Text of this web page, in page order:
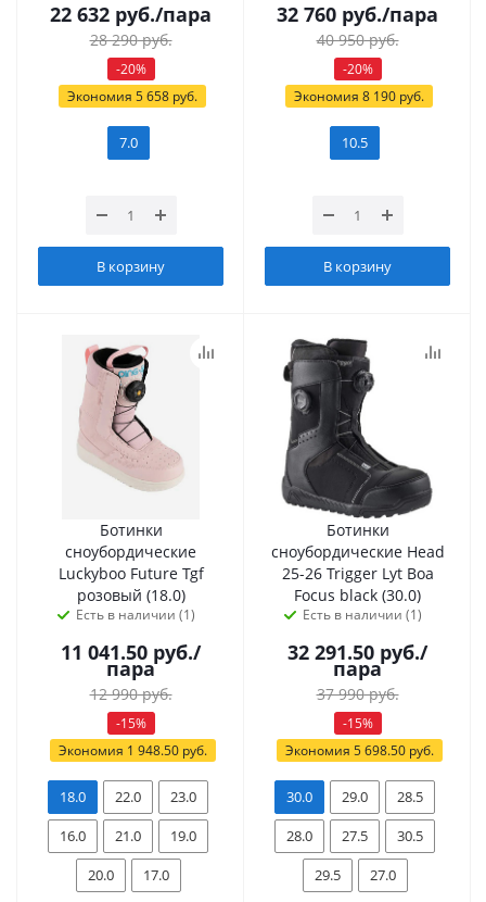
22 632 руб./пара
28 290руб.
-20%
Экономия 5 658 руб.
7.0
В корзину
32 760 руб./пара
40 950руб.
-20%
Экономия 8 190 руб.
10.5
В корзину
Ботинки
сноубордические
Luckyboo Future Tgf
розовый (18.0)
Есть в наличии (1)
11 041.50 руб./
пара
12 990руб.
-15%
Экономия 1 948.50руб.
18.0 22.0
23.0
16.0
21.0
19.0
20.0
17.0
Ботинки
сноубордические Head
25-26 Trigger Lyt Boa
Focus black (30.0)
Есть в наличии (1)
32 291.50 руб./
пара
37 990руб.
-15%
Экономия 5 698.50руб.
30.0 29.0
28.5
28.0
27.5
30.5
29.5
27.0